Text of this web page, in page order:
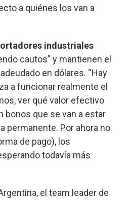
a quiénes los van a
industriales
cautos” y mantienen el
en dólares. “Hay
a funcionar realmente el
ver qué valor efectivo
bonos que se van a estar
permanente. Por ahora no
de pago), los
todavía más
el team leader de